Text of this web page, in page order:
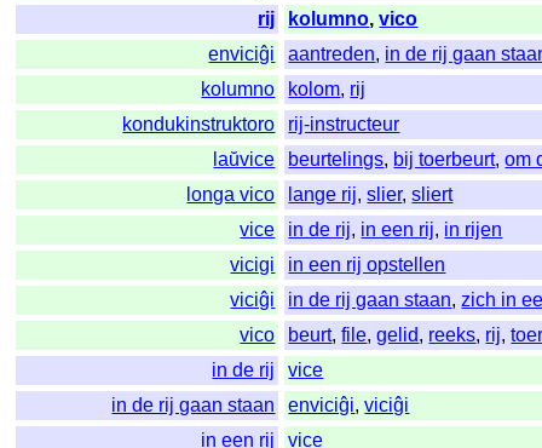
rij
kolumno,vico
enviciĝi
aantreden, in de rij gaan
kolumno
kolom, rij
kondukinstruktoro
rij-instructeur
laŭvice
beurtelings, bij toerbeurt,om
longa vico
lange rij,slier,sliert
vice
in de rij, in een rij, in rijen
vicigi
in een rij opstellen
viciĝi
in de rij gaan staan,zich in
vico
beurt,file,gelid, reeks, rij,
in de rij
vice
in de rij gaan staan
enviciĝi,viciĝi
in een rij
vice